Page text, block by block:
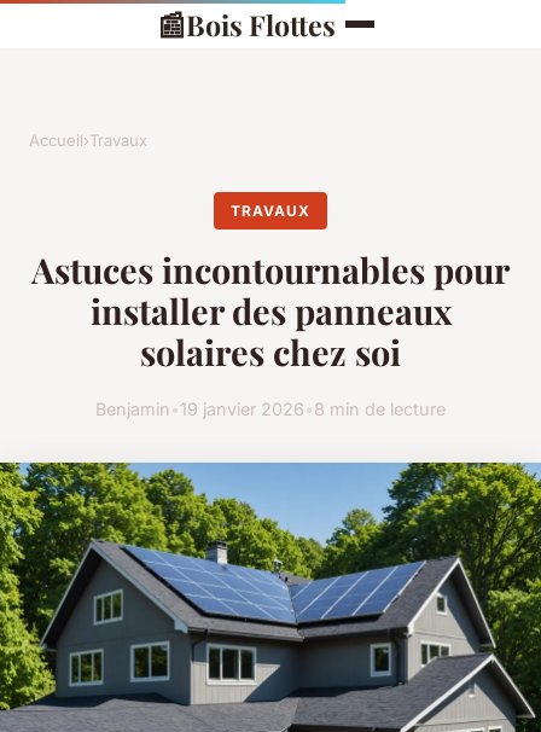
📰Bois Flottes
Accueil›Travaux
TRAVAUX
Astuces incontournables pour
installer des panneaux
solaires chez soi
Benjamin•19 janvier 2026•8 min de lecture